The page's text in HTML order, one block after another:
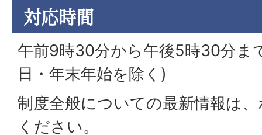
対応時間
午前9時30分から午後5時30分ま
日・年末年始を除く)
制度全般についての最新情報は
ください。